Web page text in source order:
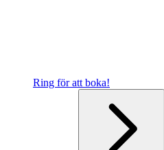
Ring för att boka!